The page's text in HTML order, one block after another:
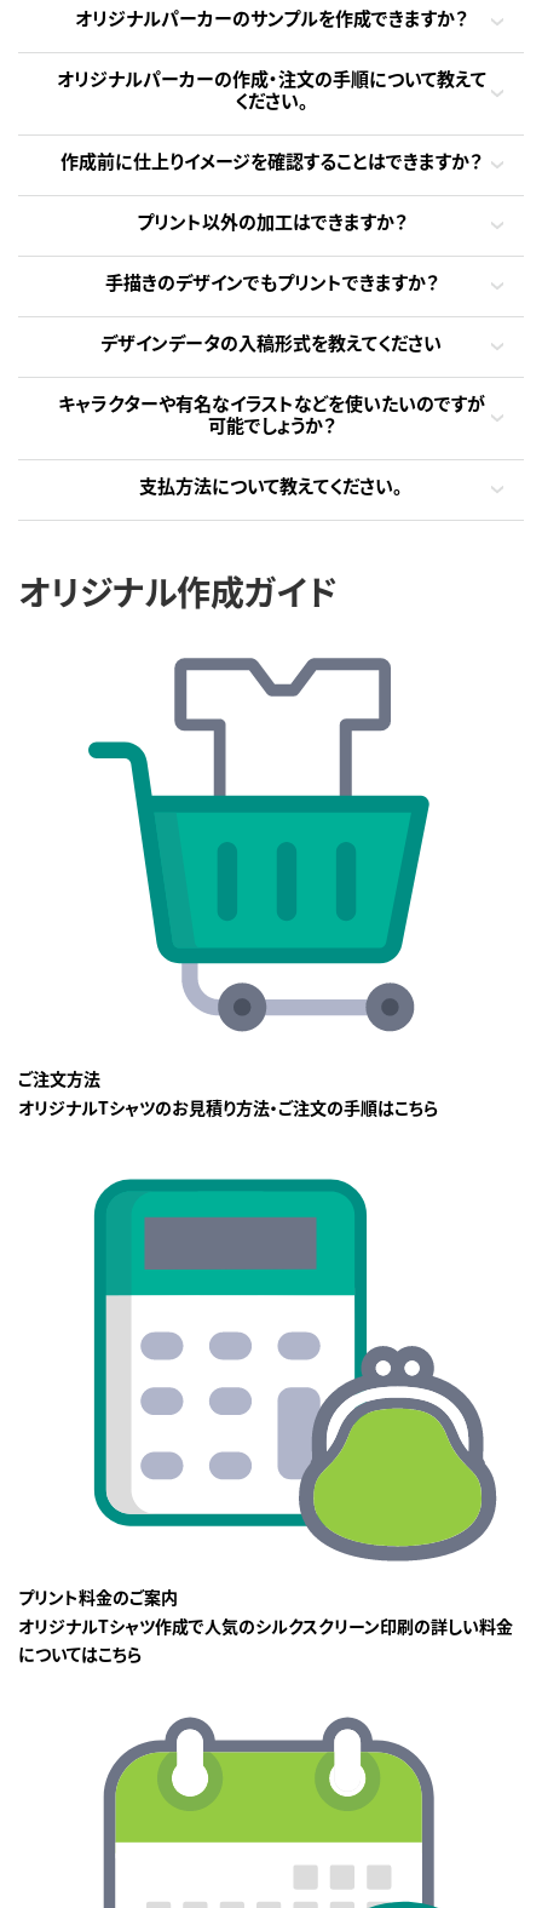
オリジナルパーカーのサンプルを作成できますか？
オリジナルパーカーの作成・注文の手順について教えて
ください。
作成前に仕上りイメージを確認することはできますか？
プリント以外の加工はできますか？
手描きのデザインでもプリントできますか？
デザインデータの入稿形式を教えてください
キャラクターや有名なイラストなどを使いたいのですが
可能でしょうか？
支払方法について教えてください。
オリジナル作成ガイド
ご注文方法
オリジナルTシャツのお見積り方法・ご注文の手順はこちら
プリント料金のご案内
オリジナルTシャツ作成で人気のシルクスクリーン印刷の詳しい料金
についてはこちら